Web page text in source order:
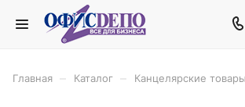
Главная Каталог Канцелярские